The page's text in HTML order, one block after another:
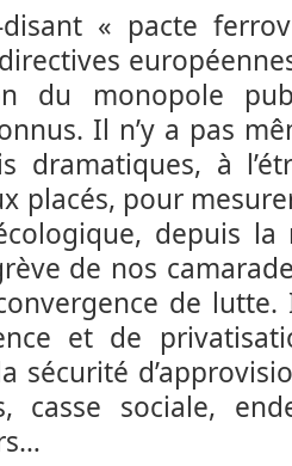
« pacte
du monopole
Il n’y a pas
dramatiques, à
placés, pour
depuis la
de nos
de
et de
sécurité
casse sociale,